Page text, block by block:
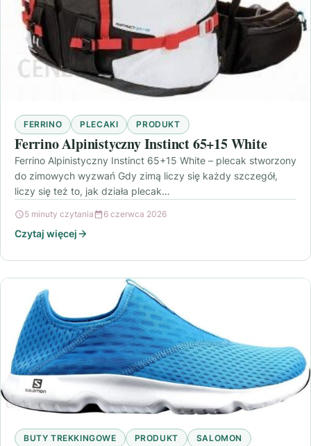
FERRINO PLECAKI PRODUKT
Ferrino Alpinistyczny Instinct 65+15 White
Ferrino Alpinistyczny Instinct 65+15 White – plecak stworzony
do zimowych wyzwań Gdy zimą liczy się każdy szczegół,
liczy się też to, jak działa plecak…
5 minuty czytania 6 czerwca 2026
Czytaj więcej
BUTY TREKKINGOWE PRODUKT SALOMON